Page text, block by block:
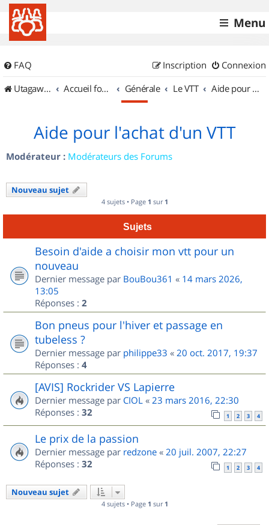
Menu
FAQ Connexion
Inscription
UtagawaVTT (Randos VTT et VTTAE avec traces GPS)
Accueil forum Générale Le VTT Aide pour l'achat d'un VTT
Aide pour l'achat d'un VTT
Modérateur : Modérateurs des Forums
Nouveau sujet
4 sujets • Page 1 sur 1
Sujets
Besoin d'aide a choisir mon vtt pour un
nouveau
Dernier message par BouBou361 « 14 mars 2026,
13:05
Réponses : 2
Bon pneus pour l'hiver et passage en
tubeless ?
Dernier message par philippe33 « 20 oct. 2017, 19:37
Réponses : 4
[AVIS] Rockrider VS Lapierre
Dernier message par CIOL « 23 mars 2016, 22:30
Réponses : 32 1 2 3 4
Le prix de la passion
Dernier message par redzone « 20 juil. 2007, 22:27
Réponses : 32 1 2 3 4
Nouveau sujet
4 sujets • Page 1 sur 1